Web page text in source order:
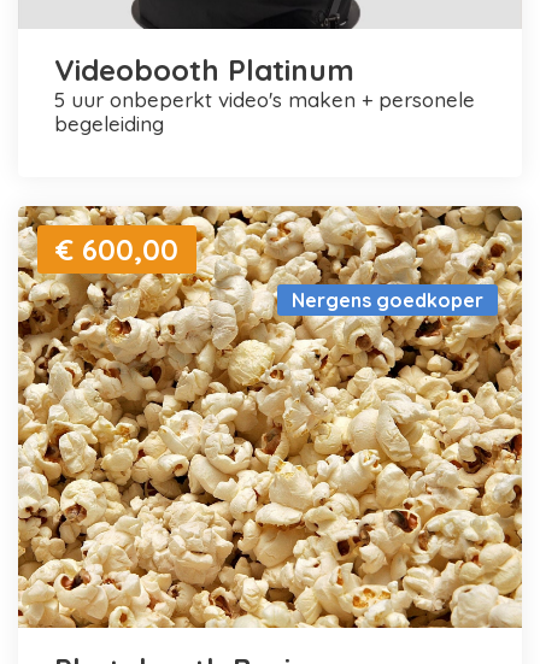
Videobooth Platinum
5 uur onbeperkt video's maken + personele
begeleiding
Nergens goedkoper
€ 600,00